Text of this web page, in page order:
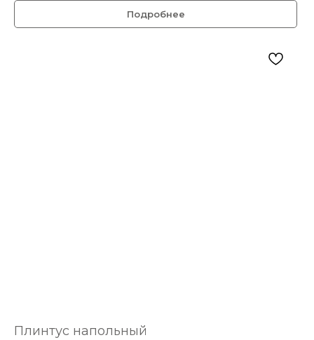
Подробнее
Плинтус напольный